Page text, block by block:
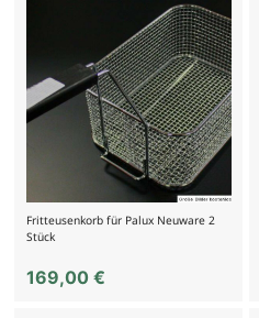
Fritteusenkorb für Palux Neuware 2
Stück
169,00 €